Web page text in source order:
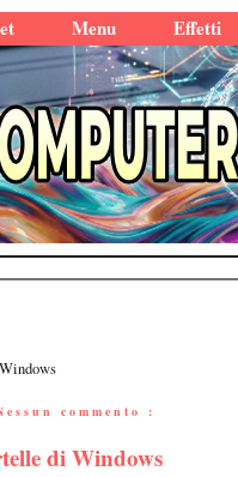
Menu Effetti
commento :
di Windows